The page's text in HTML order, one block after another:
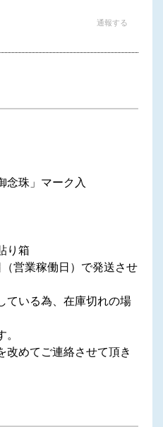
通報する
念珠」マーク入
り箱
営業稼働日）で発送させ
ている為、在庫切れの場
改めてご連絡させて頂き